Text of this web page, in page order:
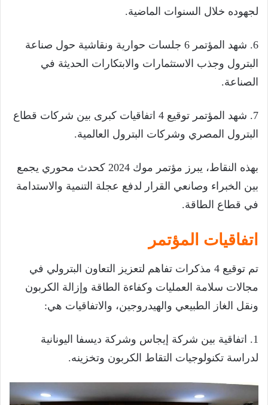
لجهوده خلال السنوات الماضية.
6. شهد المؤتمر 6 جلسات حوارية ونقاشية حول صناعة
البترول وجذب الاستثمارات والابتكارات الحديثة في
الصناعة.
7. شهد المؤتمر توقيع 4 اتفاقيات كبرى بين شركات قطاع
البترول المصري وشركات البترول العالمية.
بهذه النقاط، يبرز مؤتمر موك 2024 كحدث محوري يجمع
بين الخبراء وصانعي القرار لدفع عجلة التنمية والاستدامة
في قطاع الطاقة.
اتفاقيات المؤتمر
تم توقيع 4 مذكرات تفاهم لتعزيز التعاون البترولي في
مجالات سلامة العمليات وكفاءة الطاقة وإزالة الكربون
ونقل الغاز الطبيعي والهيدروجين، والاتفاقيات هي:
1. اتفاقية بين شركة إيجاس وشركة ديسفا اليونانية
لدراسة تكنولوجيات التقاط الكربون وتخزينه.